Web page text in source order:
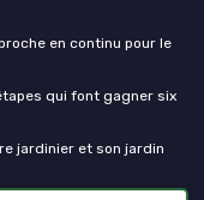
en continu pour le
qui font gagner six
jardinier et son jardin